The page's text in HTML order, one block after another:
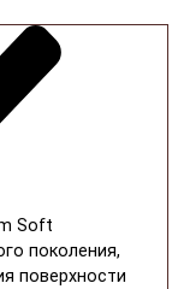
Soft
поколения,
поверхности